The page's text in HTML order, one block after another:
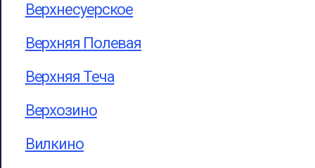
Верхнесуерское
Верхняя Полевая
Верхняя Теча
Верхозино
Вилкино